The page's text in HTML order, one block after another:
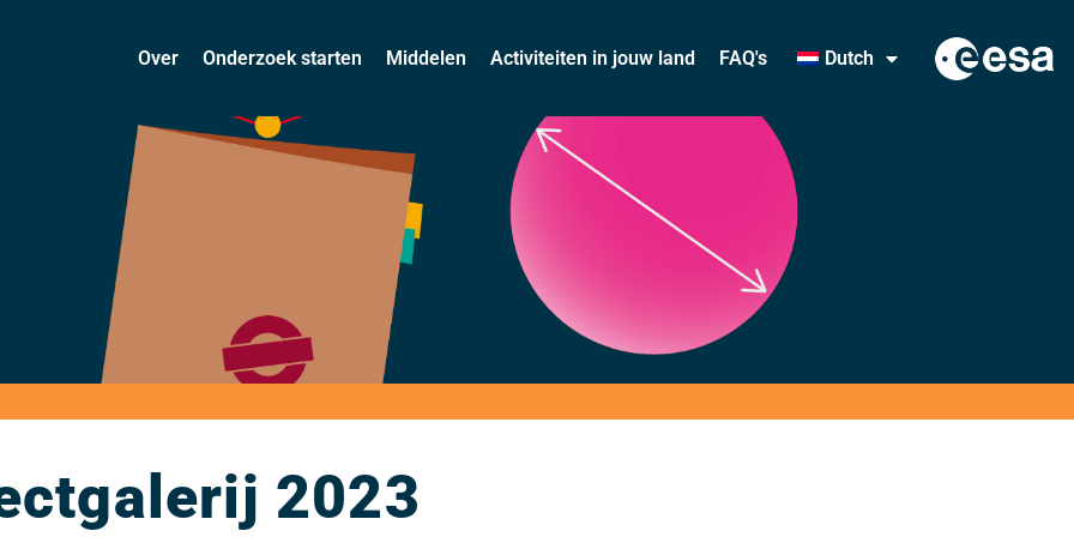
Over Onderzoek starten Middelen Activiteiten in jouw land FAQ's Dutch
2023